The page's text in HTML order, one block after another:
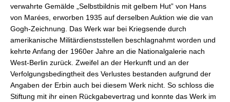
verwahrte Gemälde „Selbstbildnis mit gelbem Hut” von Hans
von Marées, erworben 1935 auf derselben Auktion wie die van
Gogh-Zeichnung. Das Werk war bei Kriegsende durch
amerikanische Militärdienstsstellen beschlagnahmt worden und
kehrte Anfang der 1960er Jahre an die Nationalgalerie nach
West-Berlin zurück. Zweifel an der Herkunft und an der
Verfolgungsbedingtheit des Verlustes bestanden aufgrund der
Angaben der Erbin auch bei diesem Werk nicht. So schloss die
Stiftung mit ihr einen Rückgabevertrag und konnte das Werk im